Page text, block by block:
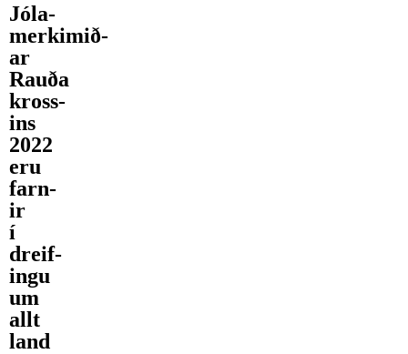
Jóla­
merkimið­
ar
Rauða
kross­
ins
2022
eru
farn­
ir
í
dreif­
ingu
um
allt
land